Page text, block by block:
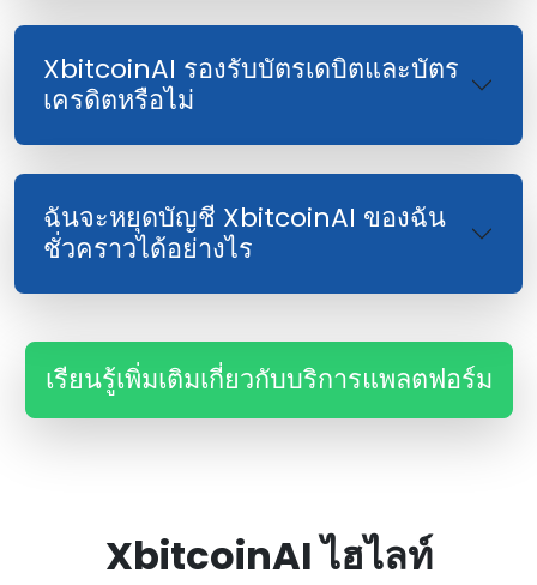
XbitcoinAI รองรับบัตรเดบิตและบัตร
เครดิตหรือไม่
ฉันจะหยุดบัญชี XbitcoinAI ของฉัน
ชั่วคราวได้อย่างไร
เรียนรู้เพิ่มเติมเกี่ยวกับบริการแพลตฟอร์ม
XbitcoinAI ไฮไลท์